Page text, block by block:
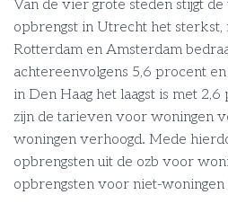
Van de vier grote steden stijgt
opbrengst in Utrecht het
Rotterdam en Amsterdam
achtereenvolgens 5,6 procent
in Den Haag het laagst is met
zijn de tarieven voor woningen
woningen verhoogd. Mede
opbrengsten uit de ozb voor
opbrengsten voor niet-woningen